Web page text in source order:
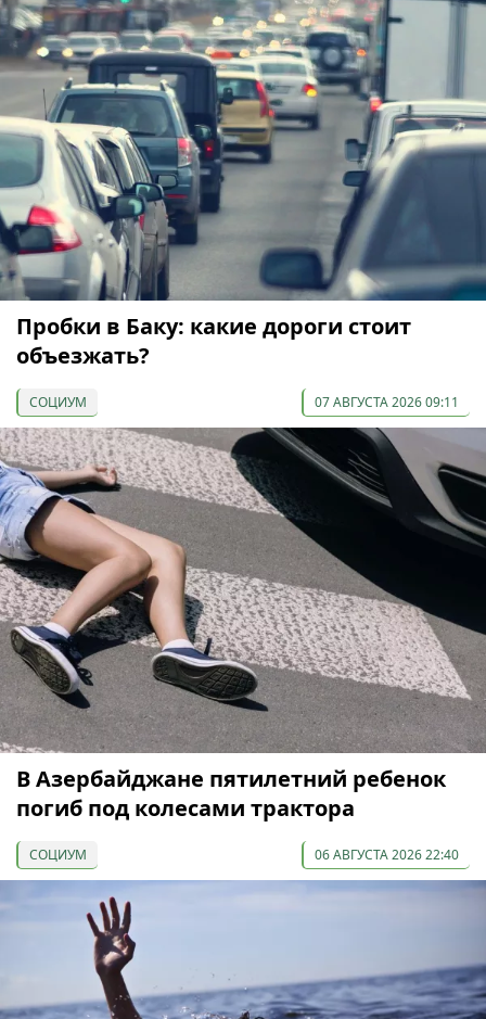
Пробки в Баку: какие дороги стоит
объезжать?
СОЦИУМ 07 АВГУСТА 2026 09:11
В Азербайджане пятилетний ребенок
погиб под колесами трактора
СОЦИУМ 06 АВГУСТА 2026 22:40